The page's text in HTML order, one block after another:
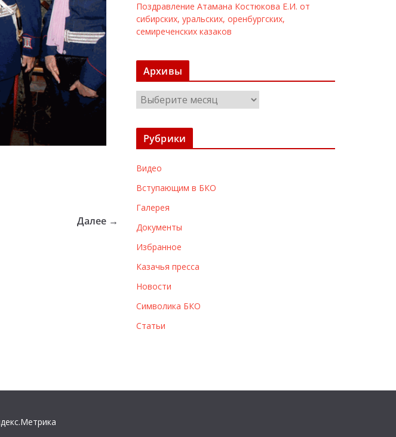
Далее →
Поздравление Атамана Костюкова Е.И. от
сибирских, уральских, оренбургских,
семиреченских казаков
Архивы
р
х
ы
Рубрики
Видео
Вступающим в БКО
Галерея
Документы
Избранное
Казачья пресса
Новости
Символика БКО
Статьи